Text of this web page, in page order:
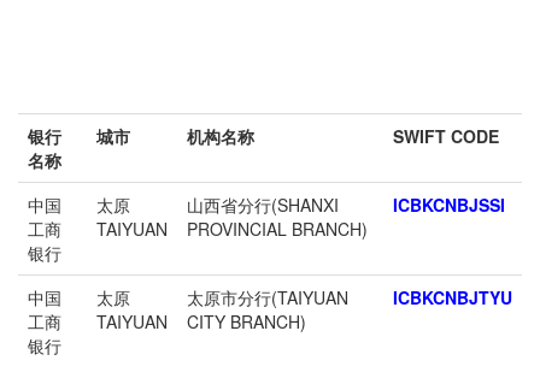
银行
名称
城市 机构名称 SWIFT CODE
中国
工商
银行
太原
TAIYUAN
山西省分行(SHANXI
PROVINCIAL BRANCH)
ICBKCNBJSSI
中国
工商
银行
太原
TAIYUAN
太原市分行(TAIYUAN
CITY BRANCH)
ICBKCNBJTYU